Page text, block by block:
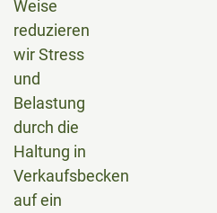
Weise
reduzieren
wir Stress
und
Belastung
durch die
Haltung in
Verkaufsbecken
auf ein